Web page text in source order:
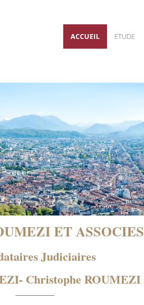
ACCUEIL ETUDE
ET ASSOCIES
Judiciaires
Christophe ROUMEZI